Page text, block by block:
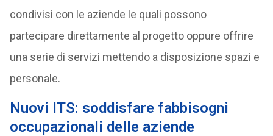
condivisi con le aziende le quali possono
partecipare direttamente al progetto oppure offrire
una serie di servizi mettendo a disposizione spazi e
personale.
Nuovi ITS: soddisfare fabbisogni
occupazionali delle aziende